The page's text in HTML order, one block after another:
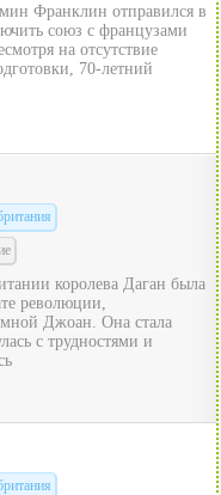
Франклин отправился в
союз с французами
на отсутствие
70-летний
королева Даган была
революции,
Джоан. Она стала
с трудностями и